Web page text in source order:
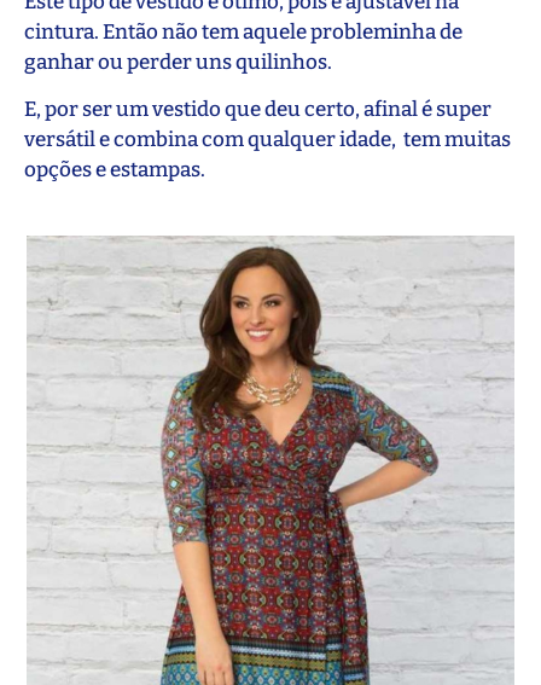
cintura. Então não tem aquele probleminha de
ganhar ou perder uns quilinhos.
E, por ser um vestido que deu certo, afinal é super
versátil e combina com qualquer idade, tem muitas
opções e estampas.